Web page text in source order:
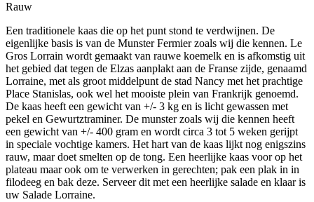
Rauw
Een traditionele kaas die op het punt stond te verdwijnen. De
eigenlijke basis is van de Munster Fermier zoals wij die kennen. Le
Gros Lorrain wordt gemaakt van rauwe koemelk en is afkomstig uit
het gebied dat tegen de Elzas aanplakt aan de Franse zijde, genaamd
Lorraine, met als groot middelpunt de stad Nancy met het prachtige
Place Stanislas, ook wel het mooiste plein van Frankrijk genoemd.
De kaas heeft een gewicht van +/- 3 kg en is licht gewassen met
pekel en Gewurtztraminer. De munster zoals wij die kennen heeft
een gewicht van +/- 400 gram en wordt circa 3 tot 5 weken gerijpt
in speciale vochtige kamers. Het hart van de kaas lijkt nog enigszins
rauw, maar doet smelten op de tong. Een heerlijke kaas voor op het
plateau maar ook om te verwerken in gerechten; pak een plak in in
filodeeg en bak deze. Serveer dit met een heerlijke salade en klaar is
uw Salade Lorraine.